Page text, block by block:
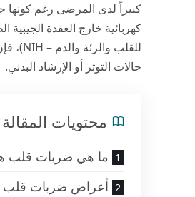
كبيراً لدى المرضى رغم كونها
كهربائية خارج العقدة الجيبية
للقلب والرئة والدم – NIH
)،
حالات التوتر أو الإرشاد البدني.
محتويات المقالة
ما هي ضربات قلب
أعراض ضربات قلب